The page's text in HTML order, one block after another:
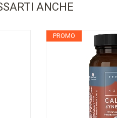
ANCHE
PROMO